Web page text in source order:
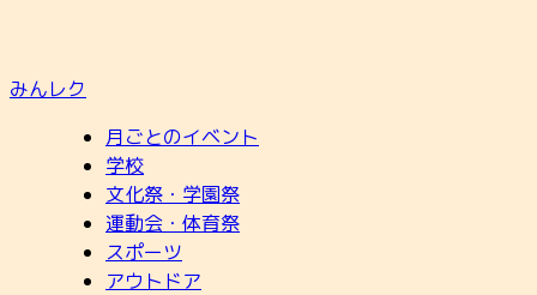
みんレク
月ごとのイベント
学校
文化祭・学園祭
運動会・体育祭
スポーツ
アウトドア